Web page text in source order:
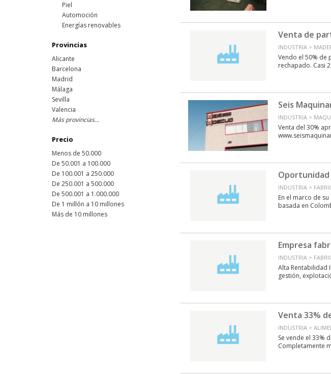
Venta de
INDUSTRIA >
Vendo el 50% de
rechapado. Casi
Seis
INDUSTRIA >
Venta del 30%
INDUSTRIA >
En el marco de su
basada en
Empresa
INDUSTRIA >
Alta Rentabilidad
gestión,
Venta 33%
INDUSTRIA >
Se vende el 33%
Completamente
Piel
Automoción
Energías renovables
Provincias
Alicante
Barcelona
Madrid
Málaga
Sevilla
Valencia
Más provincias...
Precio
Menos de 50.000
De 50.001 a 100.000
De 100.001 a 250.000
De 250.001 a 500.000
De 500.001 a 1.000.000
De 1 millón a 10 millones
Más de 10 millones